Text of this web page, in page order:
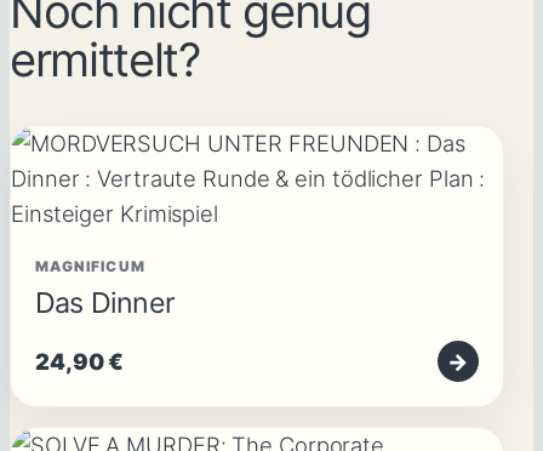
ermittelt?
MAGNIFICUM
Das Dinner
24,90€ →